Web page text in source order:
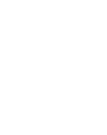
fühlt dieser Deal sich